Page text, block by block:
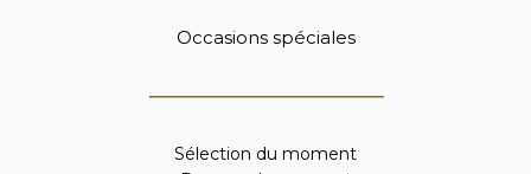
Occasions spéciales
Sélection du moment